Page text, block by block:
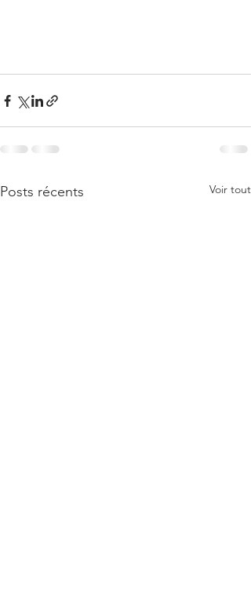
Posts récents Voir tout